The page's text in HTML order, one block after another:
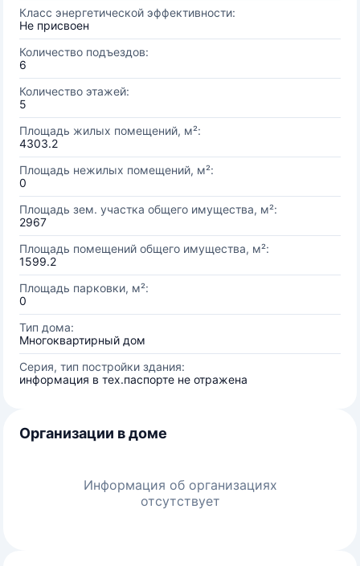
Класс энергетической эффективности:
Не присвоен
Количество подъездов:
6
Количество этажей:
5
Площадь жилых помещений, м²:
4303.2
Площадь нежилых помещений, м²:
0
Площадь зем. участка общего имущества, м²:
2967
Площадь помещений общего имущества, м²:
1599.2
Площадь парковки, м²:
0
Тип дома:
Многоквартирный дом
Серия, тип постройки здания:
информация в тех.паспорте не отражена
Организации в доме
Информация об организациях
отсутствует